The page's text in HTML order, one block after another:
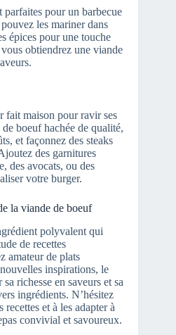
parfaites pour un barbecue
les mariner dans
épices pour une touche
obtiendrez une viande
fait maison pour ravir ses
boeuf hachée de qualité,
et façonnez des steaks
des garnitures
des avocats, ou des
votre burger.
la viande de boeuf
polyvalent qui
de recettes
amateur de plats
inspirations, le
richesse en saveurs et sa
ingrédients. N’hésitez
et à les adapter à
convivial et savoureux.